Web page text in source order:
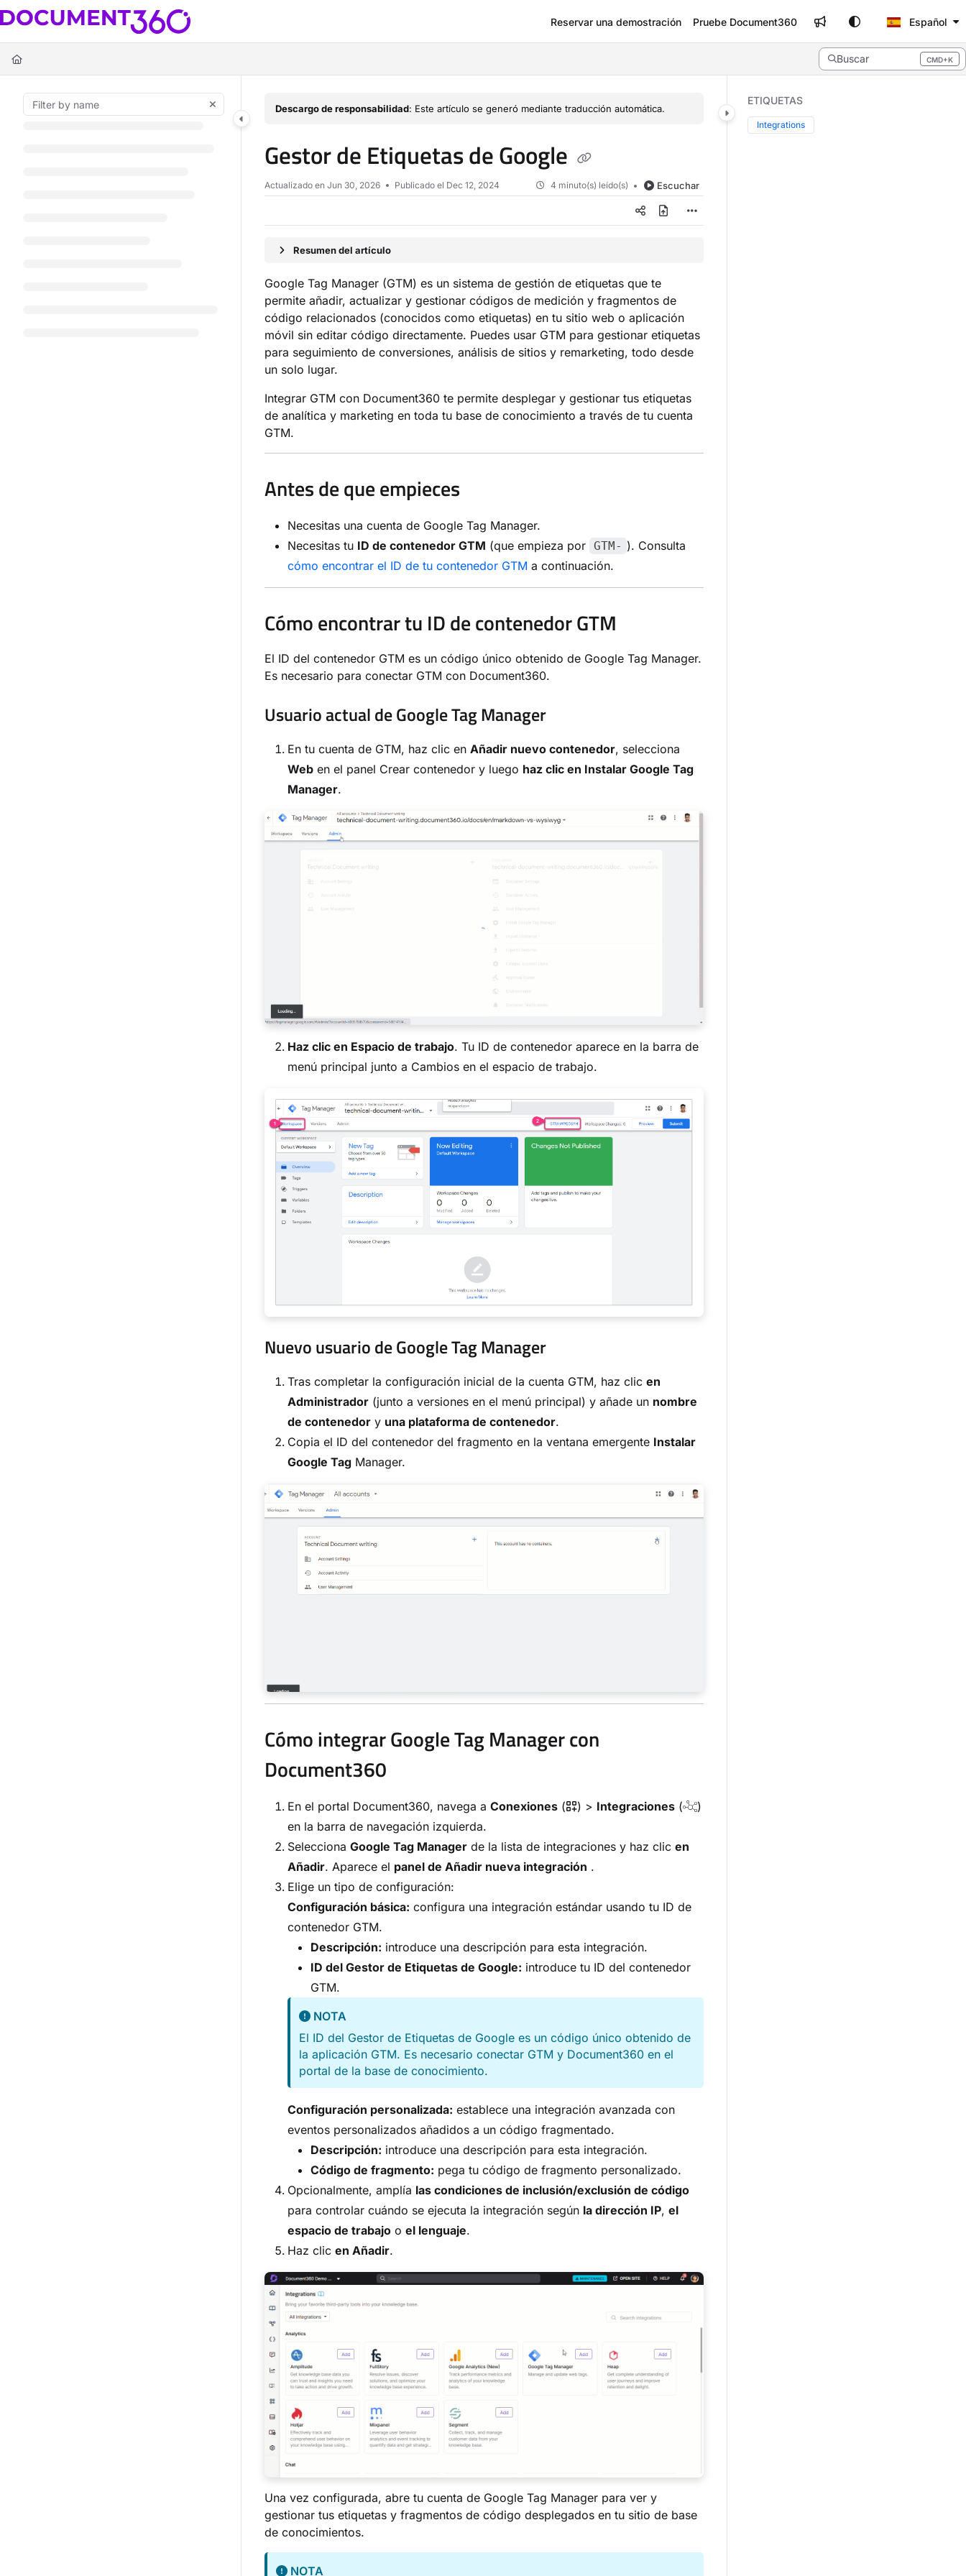
Documentation Index
Fetch the complete documentation index at:
Use this file to discover all available pages before exploring further.
Reservar una demostración Pruebe Document360 Español
Buscar CMD+K
Press CMD+K to open search
Descargo de responsabilidad: Este artículo se generó mediante traducción automática.
Gestor de Etiquetas de Google
Actualizado en Jun 30, 2026 Publicado el Dec 12, 2024 4 minuto(s) leído(s) Escuchar
Resumen del artículo
Google Tag Manager (GTM) es un sistema de gestión de etiquetas que te
permite añadir, actualizar y gestionar códigos de medición y fragmentos de
código relacionados (conocidos como etiquetas) en tu sitio web o aplicación
móvil sin editar código directamente. Puedes usar GTM para gestionar etiquetas
para seguimiento de conversiones, análisis de sitios y remarketing, todo desde
un solo lugar.
Integrar GTM con Document360 te permite desplegar y gestionar tus etiquetas
de analítica y marketing en toda tu base de conocimiento a través de tu cuenta
GTM.
Antes de que empieces
Necesitas una cuenta de Google Tag Manager.
Necesitas tu ID de contenedor GTM (que empieza por GTM- ). Consulta
cómo encontrar el ID de tu contenedor GTM a continuación.
Cómo encontrar tu ID de contenedor GTM
El ID del contenedor GTM es un código único obtenido de Google Tag Manager.
Es necesario para conectar GTM con Document360.
Usuario actual de Google Tag Manager
En tu cuenta de GTM, haz clic en Añadir nuevo contenedor, selecciona
Web en el panel Crear contenedor y luego haz clic en Instalar Google Tag
Manager.
Haz clic en Espacio de trabajo. Tu ID de contenedor aparece en la barra de
menú principal junto a Cambios en el espacio de trabajo.
Nuevo usuario de Google Tag Manager
Tras completar la configuración inicial de la cuenta GTM, haz clic en
Administrador (junto a versiones en el menú principal) y añade un nombre
de contenedor y una plataforma de contenedor.
Copia el ID del contenedor del fragmento en la ventana emergente Instalar
Google Tag Manager.
Cómo integrar Google Tag Manager con
Document360
En el portal Document360, navega a Conexiones ( ) > Integraciones (
)
en la barra de navegación izquierda.
Selecciona Google Tag Manager de la lista de integraciones y haz clic en
Añadir. Aparece el panel de Añadir nueva integración .
Elige un tipo de configuración:
Configuración básica: configura una integración estándar usando tu ID de
contenedor GTM.
Descripción: introduce una descripción para esta integración.
ID del Gestor de Etiquetas de Google: introduce tu ID del contenedor
GTM.
NOTA
El ID del Gestor de Etiquetas de Google es un código único obtenido de
la aplicación GTM. Es necesario conectar GTM y Document360 en el
portal de la base de conocimiento.
Configuración personalizada: establece una integración avanzada con
eventos personalizados añadidos a un código fragmentado.
Descripción: introduce una descripción para esta integración.
Código de fragmento: pega tu código de fragmento personalizado.
Opcionalmente, amplía las condiciones de inclusión/exclusión de código
para controlar cuándo se ejecuta la integración según la dirección IP, el
espacio de trabajo o el lenguaje.
Haz clic en Añadir.
Una vez configurada, abre tu cuenta de Google Tag Manager para ver y
gestionar tus etiquetas y fragmentos de código desplegados en tu sitio de base
de conocimientos.
NOTA
ETIQUETAS
Integrations